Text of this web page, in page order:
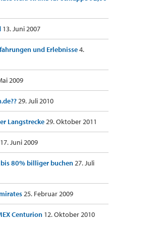
13. Juni 2007
und Erlebnisse4.
2009
29. Juli 2010
Langstrecke29. Oktober 2011
17. Juni 2009
80% billiger buchen27. Juli
25. Februar 2009
Centurion 12. Oktober 2010